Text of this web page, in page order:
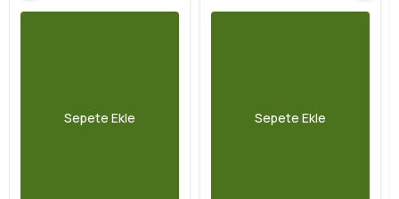
Sepete Ekle Sepete Ekle